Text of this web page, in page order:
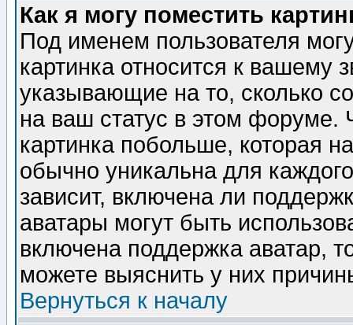
Как я могу поместить
Под именем пользователя
картинка относится к вашему
указывающие на то, сколько
на ваш статус в этом форуме.
картинка побольше, которая
обычно уникальна для
зависит, включена ли
аватары могут быть
включена поддержка аватар,
можете выяснить у них
Вернуться к началу